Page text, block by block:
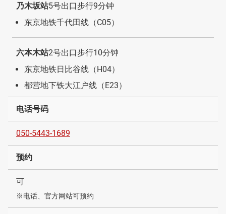
乃木坂站5号出口步行9分钟
东京地铁千代田线（C05）
六本木站2号出口步行10分钟
东京地铁日比谷线（H04）
都营地下铁大江户线（E23）
电话号码
050-5443-1689
预约
可
※电话、官方网站可预约